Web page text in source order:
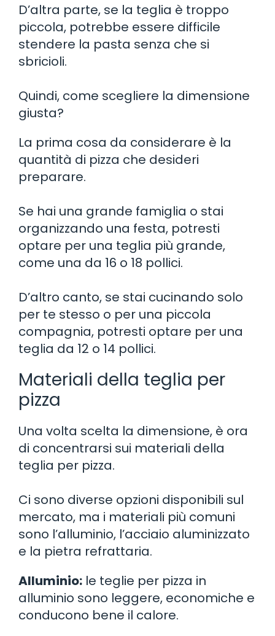
D’altra parte, se la teglia è troppo
piccola, potrebbe essere difficile
stendere la pasta senza che si
sbricioli.
Quindi, come scegliere la dimensione
giusta?
La prima cosa da considerare è la
quantità di pizza che desideri
preparare.
Se hai una grande famiglia o stai
organizzando una festa, potresti
optare per una teglia più grande,
come una da 16 o 18 pollici.
D’altro canto, se stai cucinando solo
per te stesso o per una piccola
compagnia, potresti optare per una
teglia da 12 o 14 pollici.
Materiali della teglia per
pizza
Una volta scelta la dimensione, è ora
di concentrarsi sui materiali della
teglia per pizza.
Ci sono diverse opzioni disponibili sul
mercato, ma i materiali più comuni
sono l’alluminio, l’acciaio aluminizzato
e la pietra refrattaria.
Alluminio: le teglie per pizza in
alluminio sono leggere, economiche e
conducono bene il calore.